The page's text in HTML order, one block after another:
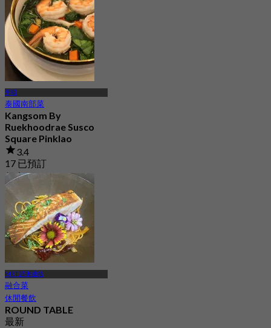
起฿ 362.5
平昭
泰國南部菜
Kangsom By
Ruekhoodrae Susco
Square Pinklao
3.4
17 已預訂
起฿ 330
MRT 詩琳通站
融合菜
休閒餐飲
ROUND TABLE
最新